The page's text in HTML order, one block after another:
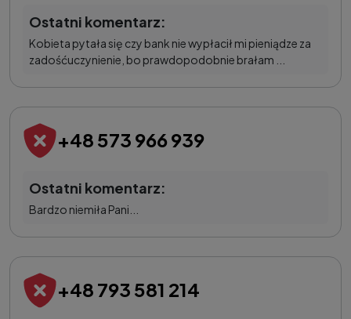
Ostatni komentarz:
Kobieta pytała się czy bank nie wypłacił mi pieniądze za
zadośćuczynienie, bo prawdopodobnie brałam ...
+48 573 966 939
Ostatni komentarz:
Bardzo niemiła Pani...
+48 793 581 214